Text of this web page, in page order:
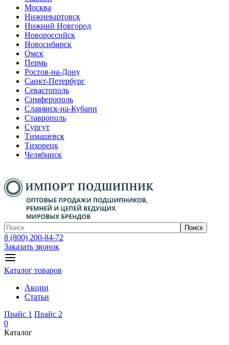
Москва
Нижневартовск
Нижний Новгород
Новороссийск
Новосибирск
Омск
Пермь
Ростов-на-Дону
Санкт-Петербург
Севастополь
Симферополь
Славянск-на-Кубани
Ставрополь
Сургут
Тимашевск
Тихорецк
Челябинск
Поиск
8 (800) 200-84-72
Заказать звонок
Каталог товаров
Акции
Статьи
Прайс 1 Прайс 2
0
Каталог